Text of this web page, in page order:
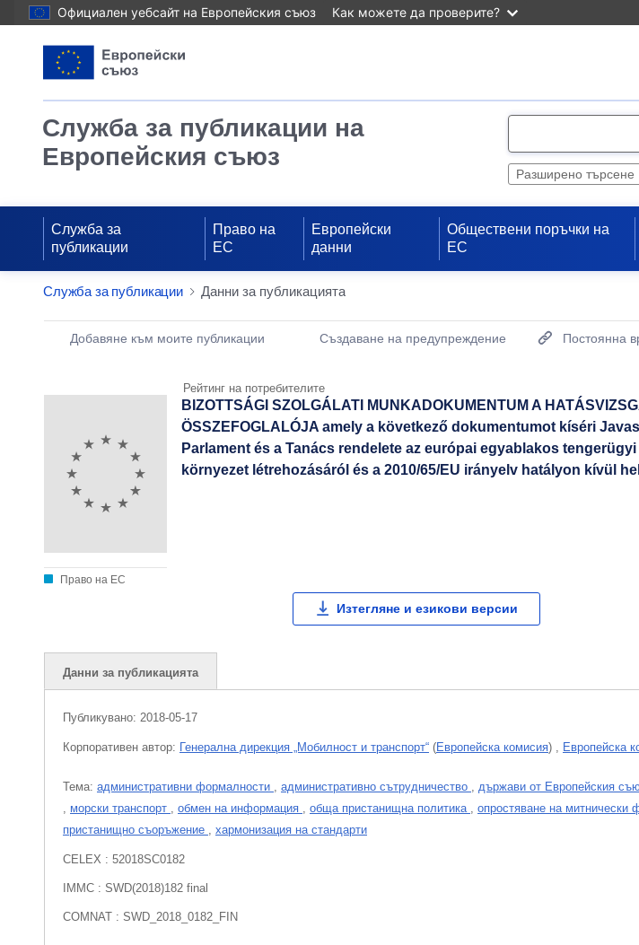
Официален уебсайт на Европейския съюз Как можете да проверите?
Служба за публикации на
Европейския съюз
e
Разширено търсене
Служба за
публикации
Право на
ЕС
Европейски
данни
Обществени поръчки на
ЕС
Служба за публикации Данни за публикацията
Publication Detail Actions Portlet
Добавяне към моите публикации Създаване на предупреждение Постоянна
Рейтинг на потребителите
Право на ЕС
BIZOTTSÁGI SZOLGÁLATI MUNKADOKUMENTUM A
ÖSSZEFOGLALÓJA amely a következő dokumentumot kíséri
Parlament és a Tanács rendelete az európai egyablakos
környezet létrehozásáról és a 2010/65/EU irányelv hatályon kívül
Изтегляне и езикови версии
Данни за публикацията
Публикувано: 2018-05-17
Корпоративен aвтор: Генерална дирекция „Мобилност и транспорт“ (Европейска комисия) Европейска
Тема: административни формалности административно сътрудничество държави от Европейския
морски транспорт обмен на информация обща пристанищна политика опростяване на митнически
пристанищно съоръжение
хармонизация на стандарти
CELEX : 52018SC0182
IMMC : SWD(2018)182 final
COMNAT : SWD_2018_0182_FIN